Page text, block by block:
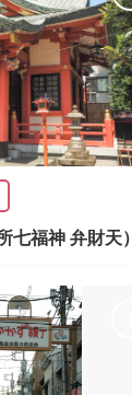
七福神 弁財天）